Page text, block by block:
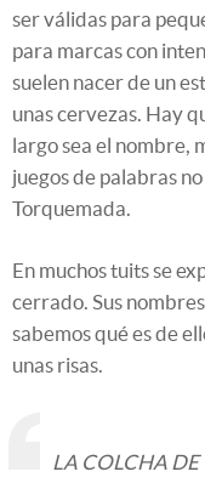
ser válidas para
para marcas con
suelen nacer de un
unas cervezas. Hay
largo sea el nombre,
juegos de palabras
Torquemada.
En muchos tuits se
cerrado. Sus
sabemos qué es de
unas risas.
LA COLCHA